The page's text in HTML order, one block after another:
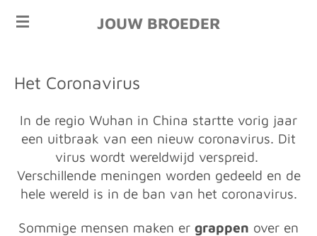
Ga
hoofdinhoud
JOUW BROEDER
Het Coronavirus
In de regio Wuhan in China startte vorig jaar
een uitbraak van een nieuw coronavirus. Dit
virus wordt wereldwijd verspreid.
Verschillende meningen worden gedeeld en de
hele wereld is in de ban van het coronavirus.
Sommige mensen maken er grappen over en